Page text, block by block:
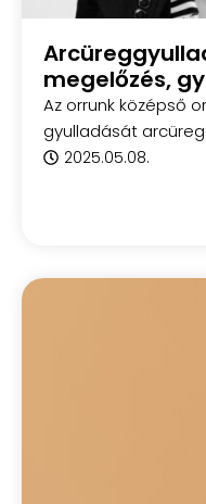
megelőzés,
Az orrunk középső
gyulladását
2025.05.08.